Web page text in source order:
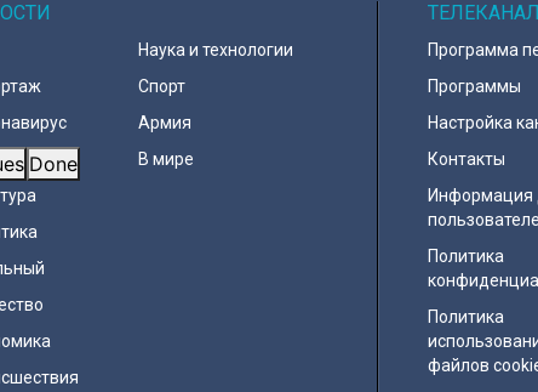
Done
Наука и технологии
Спорт
Армия
В мире
ТЕЛЕКАНАЛ
Программа
Программы
Настройка
Контакты
Информация
Политика
Политика
файлов